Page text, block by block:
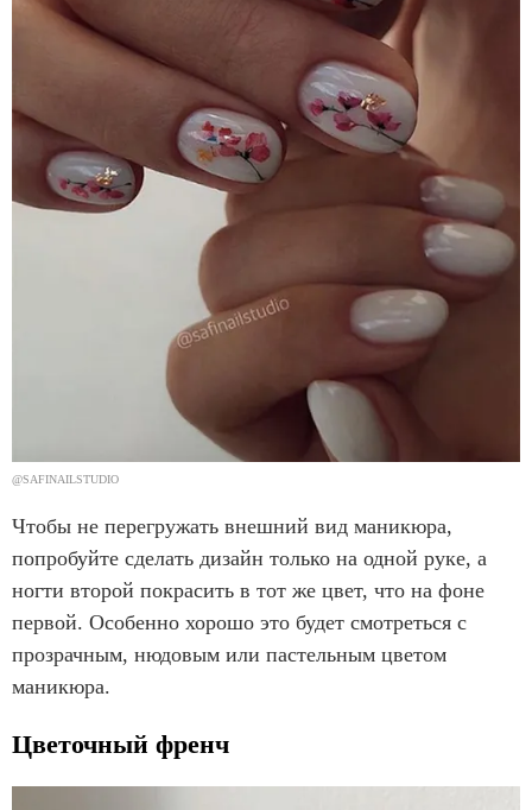
@SAFINAILSTUDIO
Чтобы не перегружать внешний вид маникюра,
попробуйте сделать дизайн только на одной руке, а
ногти второй покрасить в тот же цвет, что на фоне
первой. Особенно хорошо это будет смотреться с
прозрачным, нюдовым или пастельным цветом
маникюра.
Цветочный френч